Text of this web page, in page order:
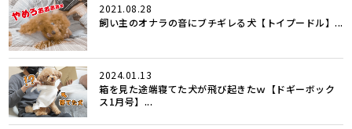
2021.08.28
飼い主のオナラの音にブチギレる犬【トイプードル】...
2024.01.13
箱を見た途端寝てた犬が飛び起きたｗ【ドギーボック
ス1月号】...